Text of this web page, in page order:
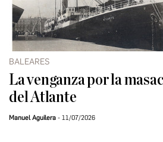
BALEARES
La venganza por la
del Atlante
Manuel Aguilera 11/07/2026